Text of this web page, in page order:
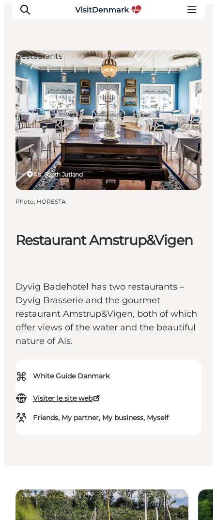
Inspirations
Destinations
Quoi faire
Hébergements
Planifiez votre voyage
Restaurant Amstrup&Vigen
Dyvig Badehotel has two restaurants –
Dyvig Brasserie and the gourmet
restaurant Amstrup&Vigen, both of which
offer views of the water and the beautiful
nature of Als.
⌘ White Guide Danmark
Visiter le site web
Friends, My partner, My business, Myself
Als, South Jutland
Restaurants
Photo: HORESTA